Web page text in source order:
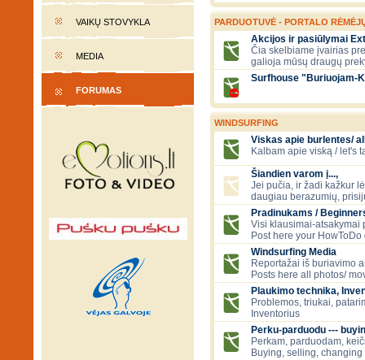
VAIKŲ STOVYKLA
MEDIA
FORUMAS
PARDUOTUVĖ - PORTALO
Akcijos ir pasiūlymai
Čia skelbiame įvairias
galioja mūsų draugų
Surfhouse "Buriuojam-
WINDSURFING
Viskas apie burlentes/
Kalbam apie viską / let's
Šiandien varom į...,
Jei pučia, ir žadi kažkur
daugiau berazumių,
Pradinukams /
Visi klausimai-atsakymai
Post here your
Windsurfing Media
Reportažai iš buriavimo
Posts here all photos/
Plaukimo technika,
Problemos, triukai,
Inventorius
Perku-parduodu ---
Perkam, parduodam,
Buying, selling,